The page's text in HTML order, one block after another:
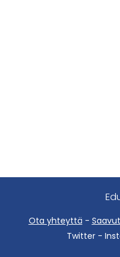
Ota yhteyttä -
Twitter -